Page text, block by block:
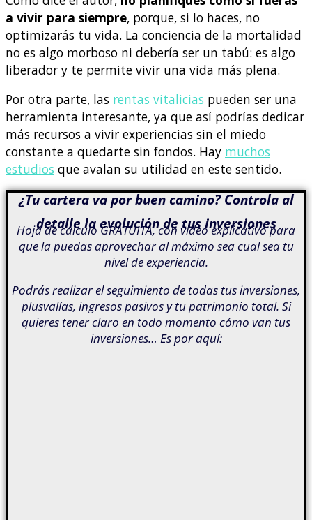
a vivir para siempre, porque, si lo haces, no
optimizarás tu vida. La conciencia de la mortalidad
no es algo morboso ni debería ser un tabú: es algo
liberador y te permite vivir una vida más plena.
Por otra parte, las rentas vitalicias pueden ser una
herramienta interesante, ya que así podrías dedicar
más recursos a vivir experiencias sin el miedo
constante a quedarte sin fondos. Hay muchos
estudios que avalan su utilidad en este sentido.
¿Tu cartera va por buen camino? Controla al
detalle la evolución de tus inversiones
Hoja de cálculo GRATUITA, con vídeo explicativo para
que la puedas aprovechar al máximo sea cual sea tu
nivel de experiencia.
Podrás realizar el seguimiento de todas tus inversiones,
plusvalías, ingresos pasivos y tu patrimonio total. Si
quieres tener claro en todo momento cómo van tus
inversiones… Es por aquí: